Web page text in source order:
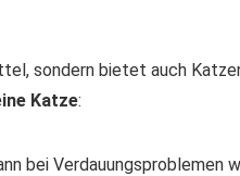
sondern bietet auch
Katze:
bei Verdauungsproblemen